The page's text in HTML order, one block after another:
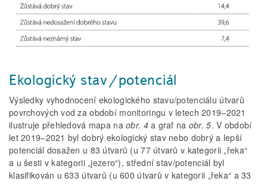
Ekologický stav/potenciál
Výsledky vyhodnocení ekologického stavu/potenciálu útvarů
povrchových vod za období monitoringu v letech 2019–2021
ilustruje přehledová mapa naobr. 4a graf na obr. 5. V období
let 2019–2021 byl dobrý ekologický stav nebo dobrý a lepší
potenciál dosažen u 83 útvarů (u 77 útvarů v kategorii „řeka“
a u šesti v kategorii „jezero“), střední stav/potenciál byl
klasifikován u 633 útvarů (u 600 útvarů v kategorii „řeka“ a 33